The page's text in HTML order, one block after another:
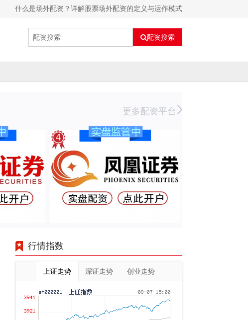
什么是场外配资？详解股票场外配资的定义与运作模式
配资搜索
更多配资平台
行情指数
上证走势 深证走势 创业走势